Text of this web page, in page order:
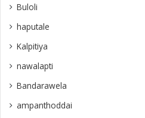
Buloli
haputale
Kalpitiya
nawalapti
Bandarawela
ampanthoddai